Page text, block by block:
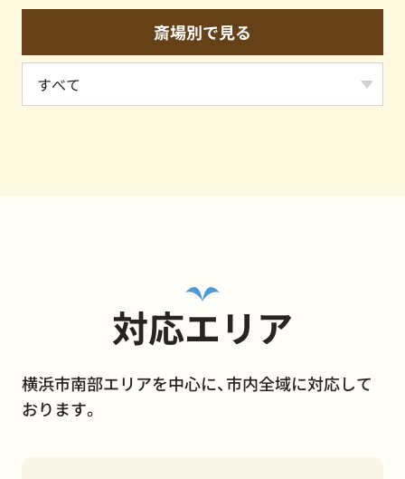
斎場別で見る
対応エリア
横浜市南部エリアを中心に、市内全域に対応して
おります。